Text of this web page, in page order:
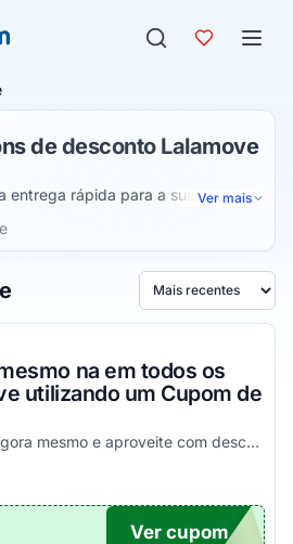
de desconto Lalamove
entrega rápida para a sua
imediato, ou de motoristas que
e irá aproveitar com
a Lalamove é capaz de lhe
Ver mais
de 1 a 5 estrelas
Ordenar por
na em todos os
utilizando um Cupom de
Aplique seus códigos agora mesmo e aproveite com descontos simplesmente incríveis!
TICO
Ver cupom